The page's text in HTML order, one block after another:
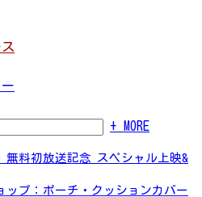
+ MORE
無料初放送記念 スペシャル上映&
ップ：ポーチ・クッションカバー